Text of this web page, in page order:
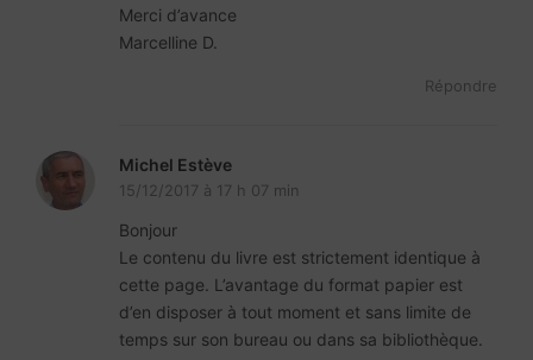
Merci d’avance
Marcelline D.
Répondre
Michel Estève
15/12/2017 à 17 h 07 min
Bonjour
Le contenu du livre est strictement identique à
cette page. L’avantage du format papier est
d’en disposer à tout moment et sans limite de
temps sur son bureau ou dans sa bibliothèque.